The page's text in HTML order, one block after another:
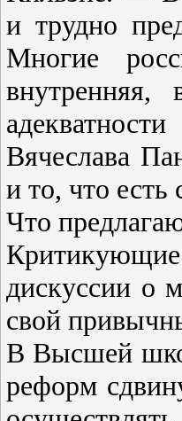
и трудно
Многие
Вячеслава
и то, что
Что
дискуссии о
свой
В Высшей
реформ